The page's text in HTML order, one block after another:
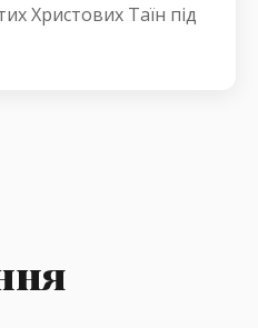
Христових Таїн під